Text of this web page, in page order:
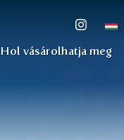
Hol vásárolhatja meg